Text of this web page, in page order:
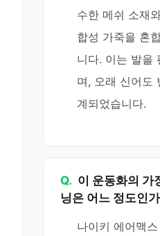
수한 메쉬 소재
합성 가죽을 혼
니다. 이는 발을
며, 오래 신어도
계되었습니다.
Q. 이 운동화의 가
닝은 어느 정도인
나이키 에어맥